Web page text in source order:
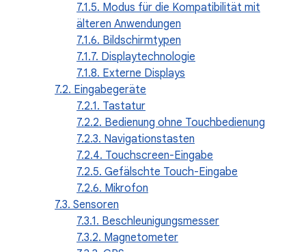
7.1.5. Modus für die Kompatibilität mit
älteren Anwendungen
7.1.6. Bildschirmtypen
7.1.7. Displaytechnologie
7.1.8. Externe Displays
7.2. Eingabegeräte
7.2.1. Tastatur
7.2.2. Bedienung ohne Touchbedienung
7.2.3. Navigationstasten
7.2.4. Touchscreen-Eingabe
7.2.5. Gefälschte Touch-Eingabe
7.2.6. Mikrofon
7.3. Sensoren
7.3.1. Beschleunigungsmesser
7.3.2. Magnetometer